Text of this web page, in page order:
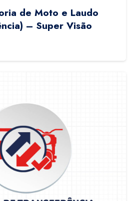
de Moto e Laudo
– Super Visão